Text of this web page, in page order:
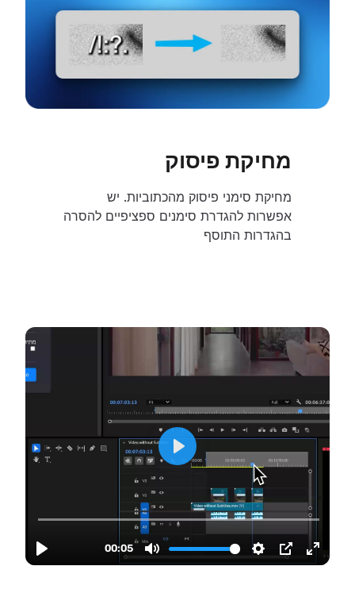
מחיקת פיסוק
מחיקת סימני פיסוק מהכתוביות. יש
אפשרות להגדרת סימנים ספציפיים להסרה
בהגדרות התוסף